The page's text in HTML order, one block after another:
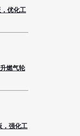
优化工
燃气轮
，强化工